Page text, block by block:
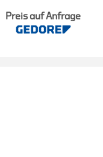
Preis auf Anfrage